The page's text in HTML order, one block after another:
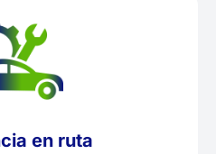
en ruta